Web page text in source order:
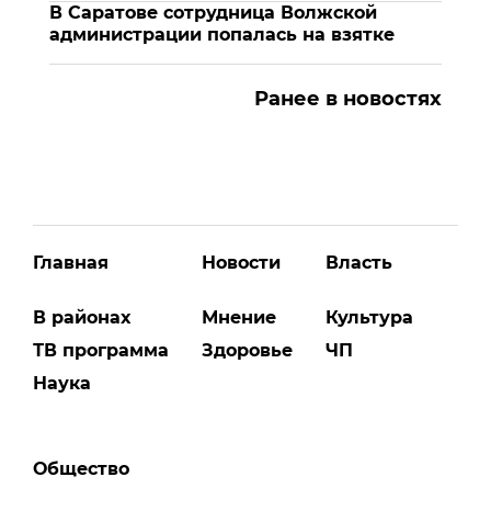
В Саратове сотрудница Волжской
администрации попалась на взятке
Ранее в новостях
Главная
В районах
ТВ программа
Наука
Новости
Мнение
Здоровье
Власть
Культура
ЧП
Общество